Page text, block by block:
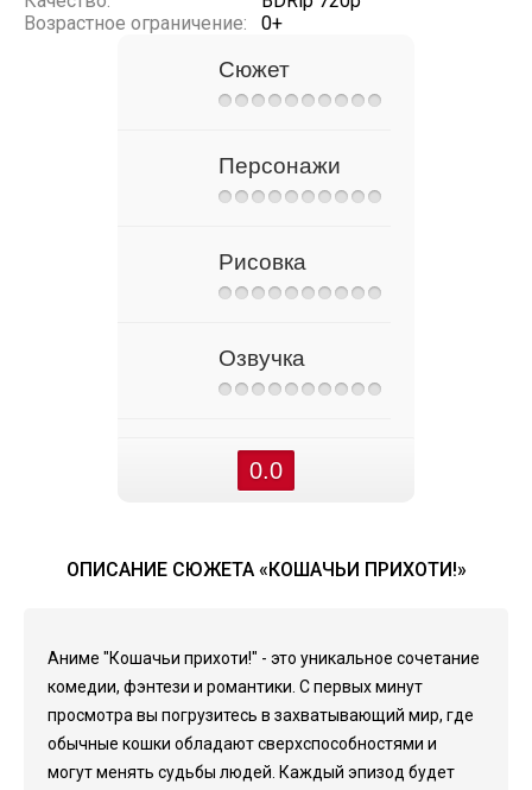
Возрастное ограничение:
0+
Сюжет
Персонажи
Рисовка
Озвучка
0.0
ОПИСАНИЕ СЮЖЕТА «КОШАЧЬИ ПРИХОТИ!»
Аниме "Кошачьи прихоти!" - это уникальное сочетание
комедии, фэнтези и романтики. С первых минут
просмотра вы погрузитесь в захватывающий мир, где
обычные кошки обладают сверхспособностями и
могут менять судьбы людей. Каждый эпизод будет